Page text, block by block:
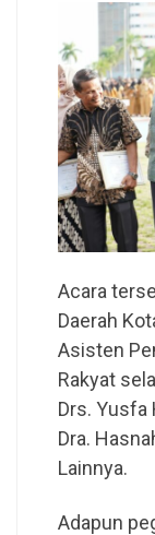
Acara
Daerah
Asisten
Rakyat
Drs. Yusfa
Dra.
Lainnya.
Adapun